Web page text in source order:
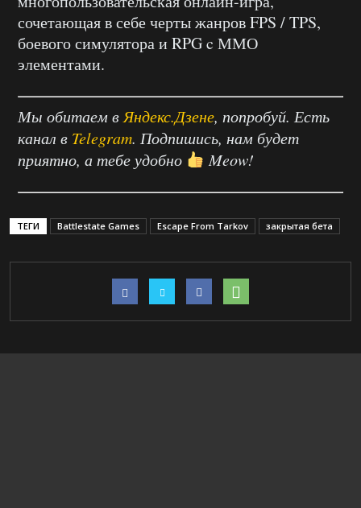
сочетающая в себе черты жанров FPS / TPS,
боевого симулятора и RPG c ММО
элементами.
Мы обитаем в Яндекс.Дзене, попробуй. Есть
канал в Telegram. Подпишись, нам будет
приятно, а тебе удобно
Meow!
ТЕГИ Battlestate Games Escape From Tarkov закрытая бета